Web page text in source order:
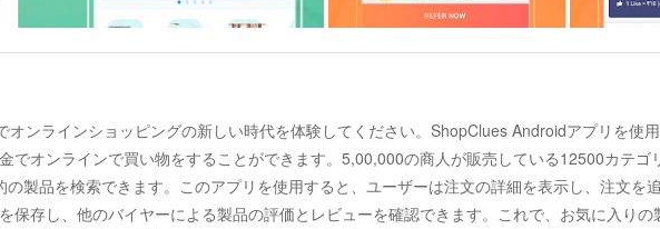
ンラインショッピングの新しい時代を体験してください。ShopClues Androidアプリを使
でオンラインで買い物をすることができます。5,00,000の商人が販売している12500カテゴ
製品を検索できます。このアプリを使用すると、ユーザーは注文の詳細を表示し、注文を
保存し、他のバイヤーによる製品の評価とレビューを確認できます。これで、お気に入りの